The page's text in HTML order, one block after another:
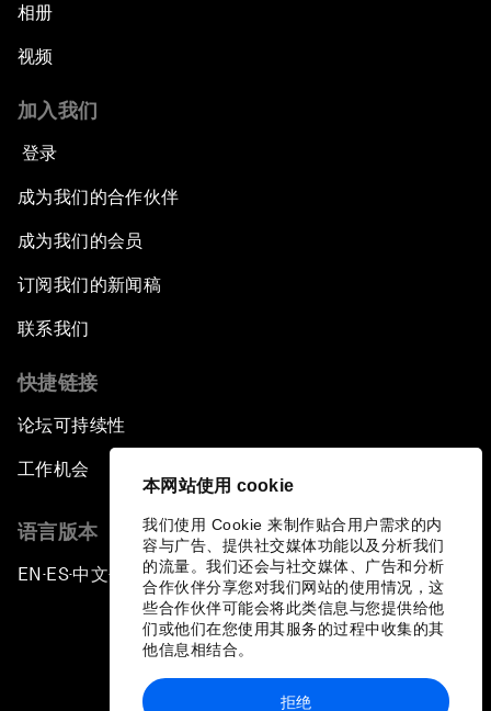
本网站使用 cookie
我们使用 Cookie 来制作贴合用户需求的内
容与广告、提供社交媒体功能以及分析我们
的流量。我们还会与社交媒体、广告和分析
合作伙伴分享您对我们网站的使用情况，这
些合作伙伴可能会将此类信息与您提供给他
们或他们在您使用其服务的过程中收集的其
他信息相结合。
拒绝
相册
视频
加入我们
登录
成为我们的合作伙伴
成为我们的会员
订阅我们的新闻稿
联系我们
快捷链接
论坛可持续性
工作机会
语言版本
EN ▪ES▪中文▪ 日本語